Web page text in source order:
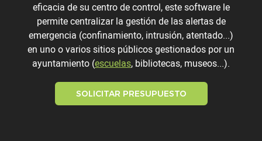
eficacia de su centro de control, este software le
permite centralizar la gestión de las alertas de
emergencia (confinamiento, intrusión, atentado...)
en uno o varios sitios públicos gestionados por un
ayuntamiento (escuelas, bibliotecas, museos...).
SOLICITAR PRESUPUESTO